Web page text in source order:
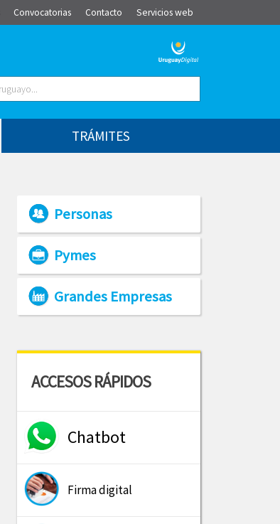
Convocatorias Contacto Servicios web
TRÁMITES
Personas
Pymes
Grandes Empresas
ACCESOS RÁPIDOS
Chatbot
Firma digital